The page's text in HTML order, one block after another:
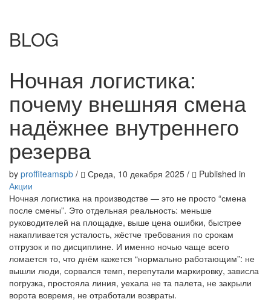
BLOG
Ночная логистика:
почему внешняя смена
надёжнее внутреннего
резерва
by proffiteamspb / Среда, 10 декабря 2025 /
Published in
Акции
Ночная логистика на производстве — это не просто “смена
после смены”. Это отдельная реальность: меньше
руководителей на площадке, выше цена ошибки, быстрее
накапливается усталость, жёстче требования по срокам
отгрузок и по дисциплине. И именно ночью чаще всего
ломается то, что днём кажется “нормально работающим”: не
вышли люди, сорвался темп, перепутали маркировку, зависла
погрузка, простояла линия, уехала не та палета, не закрыли
ворота вовремя, не отработали возвраты.